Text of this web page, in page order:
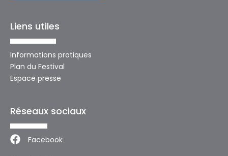
Liens utiles
Informations pratiques
Plan du Festival
Espace presse
Réseaux sociaux
Facebook